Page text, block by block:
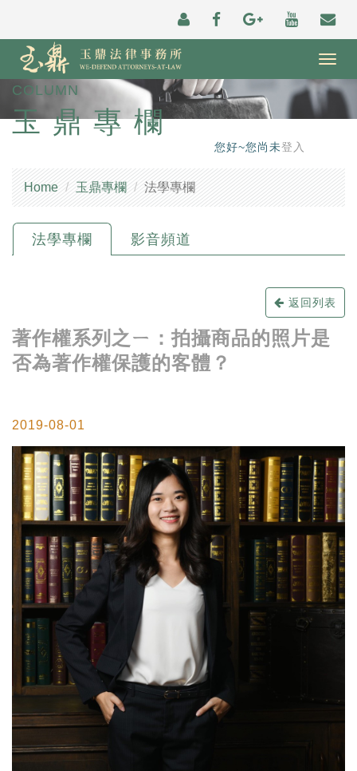
COLUMN
玉鼎專欄
您好~您尚未登入
Home 玉鼎專欄 法學專欄
法學專欄 影音頻道
返回列表
著作權系列之ㄧ：拍攝商品的照片是
否為著作權保護的客體？
2019-08-01